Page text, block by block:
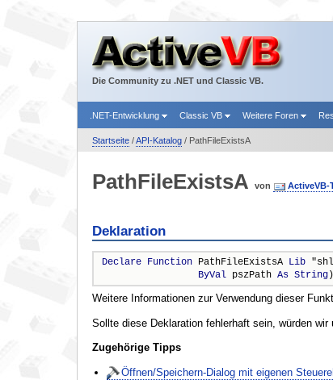
Die Community zu .NET und Classic VB.
.NET-Entwicklung Classic VB Weitere Foren
Startseite/API-Katalog/ PathFileExistsA
PathFileExistsA von ActiveVB-
Deklaration
Declare Function PathFileExistsA Lib
ByVal pszPath As String)
Weitere Informationen zur Verwendung dieser
Sollte diese Deklaration fehlerhaft sein, würden
Zugehörige Tipps
Öffnen/Speichern-Dialog mit eigenen